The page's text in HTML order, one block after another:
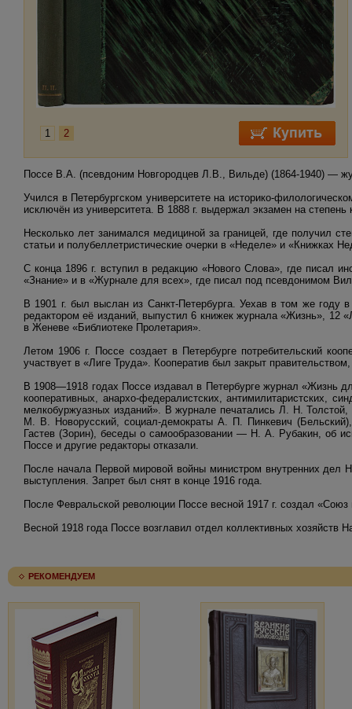
1 2
Поссе В.А. (псевдоним Новгородцев Л.В., Вильде) (1864-1940) —
Учился в Петербургском университете на историко-
исключён из университета. В 1888 г. выдержал экзамен на степень
Несколько лет занимался медициной за границей, где получил
статьи и полубеллетристические очерки в «Неделе» и «Книжках
С конца 1896 г. вступил в редакцию «Нового Слова», где писал
«Знание» и в «Журнале для всех», где писал под псевдонимом
В 1901 г. был выслан из Санкт-Петербурга. Уехав в том же году
редактором её изданий, выпустил 6 книжек журнала «Жизнь»,
в Женеве «Библиотеке Пролетария».
Летом 1906 г. Поссе создает в Петербурге потребительский
участвует в «Лиге Труда». Кооператив был закрыт
В 1908—1918 годах Поссе издавал в Петербурге журнал «Жизнь
кооперативных, анархо-федералистских, антимилитаристских,
мелкобуржуазных изданий». В журнале печатались Л. Н.
М. В. Новорусский, социал-демократы А. П. Пинкевич
Гастев (Зорин), беседы о самообразовании — Н. А. Рубакин, об
Поссе и другие редакторы отказали.
После начала Первой мировой войны министром внутренних
выступления. Запрет был снят в конце 1916 года.
После Февральской революции Поссе весной 1917 г. создал «Союз
Весной 1918 года Поссе возглавил отдел коллективных хозяйств
РЕКОМЕНДУЕМ